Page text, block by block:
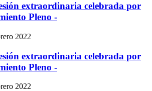
extraordinaria celebrada por
Pleno -
2022
extraordinaria celebrada por
Pleno -
2022